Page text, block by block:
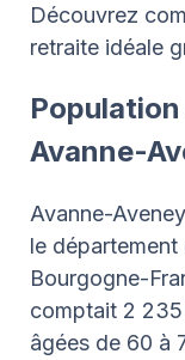
Découvrez
retraite idéale
Avanne-
Avanne-
le
Bourgogne-
comptait 2
âgées de 60 à